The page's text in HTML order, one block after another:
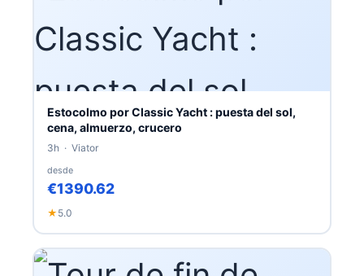
Estocolmo por Classic Yacht : puesta del sol,
cena, almuerzo, crucero
3h · Viator
desde
€1390.62
★ 5.0